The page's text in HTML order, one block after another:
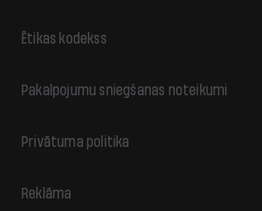
Ētikas kodekss
Pakalpojumu sniegšanas noteikumi
Privātuma politika
Reklāma